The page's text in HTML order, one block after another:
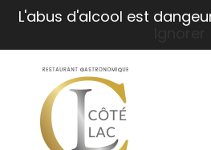
L'abus d'alcool est
Passer